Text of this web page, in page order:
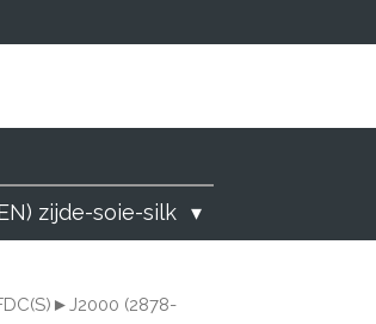
zijde-soie-silk
(2878-